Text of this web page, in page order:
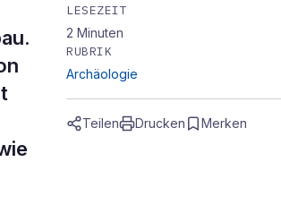
LESEZEIT
2 Minuten
RUBRIK
Archäologie
Teilen Drucken Merken